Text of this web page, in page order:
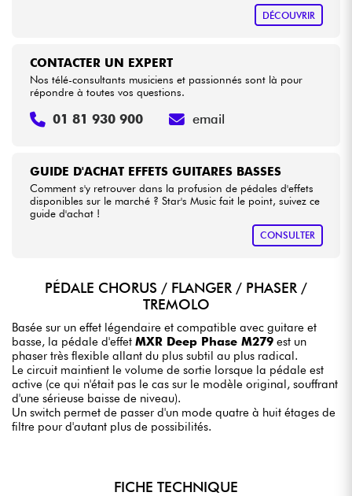
DÉCOUVRIR
GUIDE D'ACHAT EFFETS GUITARES BASSES
Comment s'y retrouver dans la profusion de pédales d'effets
disponibles sur le marché ? Star's Music fait le point, suivez ce
guide d'achat !
CONSULTER
CONTACTER UN EXPERT
Nos télé-consultants musiciens et passionnés sont là pour
répondre à toutes vos questions.
01 81 930 900 email
PÉDALE CHORUS / FLANGER / PHASER /
TREMOLO
Basée sur un effet légendaire et compatible avec guitare et
basse, la pédale d'effet MXR Deep Phase M279 est un
phaser très flexible allant du plus subtil au plus radical.
Le circuit maintient le volume de sortie lorsque la pédale est
active (ce qui n'était pas le cas sur le modèle original, souffrant
d'une sérieuse baisse de niveau).
Un switch permet de passer d'un mode quatre à huit étages de
filtre pour d'autant plus de possibilités.
FICHE TECHNIQUE